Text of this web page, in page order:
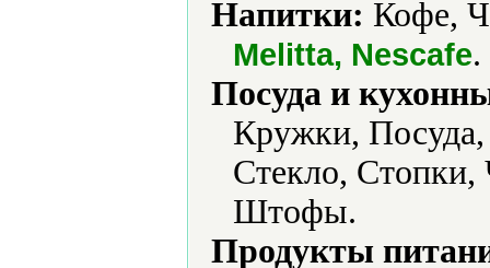
Напитки: Кофе,
Melitta, Nescafe.
Посуда и
Кружки,
Стекло,
Штофы.
Продукты